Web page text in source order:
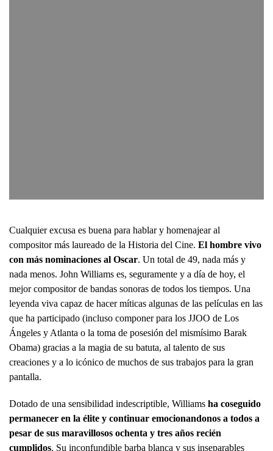
Cualquier excusa es buena para hablar y homenajear al
compositor más laureado de la Historia del Cine. El hombre vivo
con más nominaciones al Oscar. Un total de 49, nada más y
nada menos. John Williams es, seguramente y a día de hoy, el
mejor compositor de bandas sonoras de todos los tiempos. Una
leyenda viva capaz de hacer míticas algunas de las películas en las
que ha participado (incluso componer para los JJOO de Los
Ángeles y Atlanta o la toma de posesión del mismísimo Barak
Obama) gracias a la magia de su batuta, al talento de sus
creaciones y a lo icónico de muchos de sus trabajos para la gran
pantalla.
Dotado de una sensibilidad indescriptible, Williams ha coseguido
permanecer en la élite y continuar emocionandonos a todos a
pesar de sus maravillosos ochenta y tres años recién
cumplidos. Su inconfundible barba blanca y sus inseparables